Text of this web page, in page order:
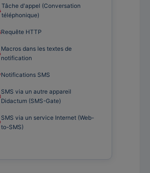
Tâche d'appel (Conversation
téléphonique)
Requête HTTP
Macros dans les textes de
notification
Notifications SMS
SMS via un autre appareil
Didactum (SMS-Gate)
SMS via un service Internet (Web-
to-SMS)